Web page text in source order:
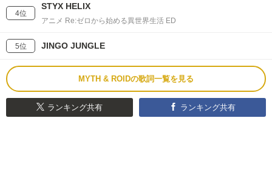
4位
STYX HELIX
アニメ Re:ゼロから始める異世界生活 ED
5位 JINGO JUNGLE
MYTH & ROIDの歌詞一覧を見る
ランキング共有 ランキング共有